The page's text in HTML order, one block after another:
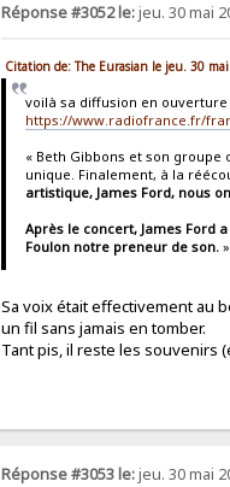
Réponse #3052 le:jeu. 30 mai
Citation de: The Eurasian le jeu. 30
voilà sa diffusion en ouverture
https://www.radiofrance.fr/
« Beth Gibbons et son
unique. Finalement, à la
artistique, James Ford, nous
Après le concert, James Ford
Foulon notre preneur de son.»
Sa voix était effectivement au
un fil sans jamais en tomber.
Tant pis, il reste les souvenirs
Réponse #3053 le:jeu. 30 mai